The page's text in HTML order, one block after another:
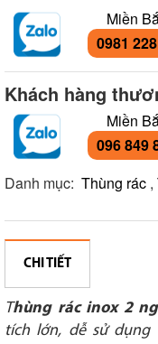
Miền
0981
Khách hàng
Miền
096 849
Danh mục: Thùng rác ,
CHI TIẾT
Thùng rác inox 2
tích lớn, dễ sử